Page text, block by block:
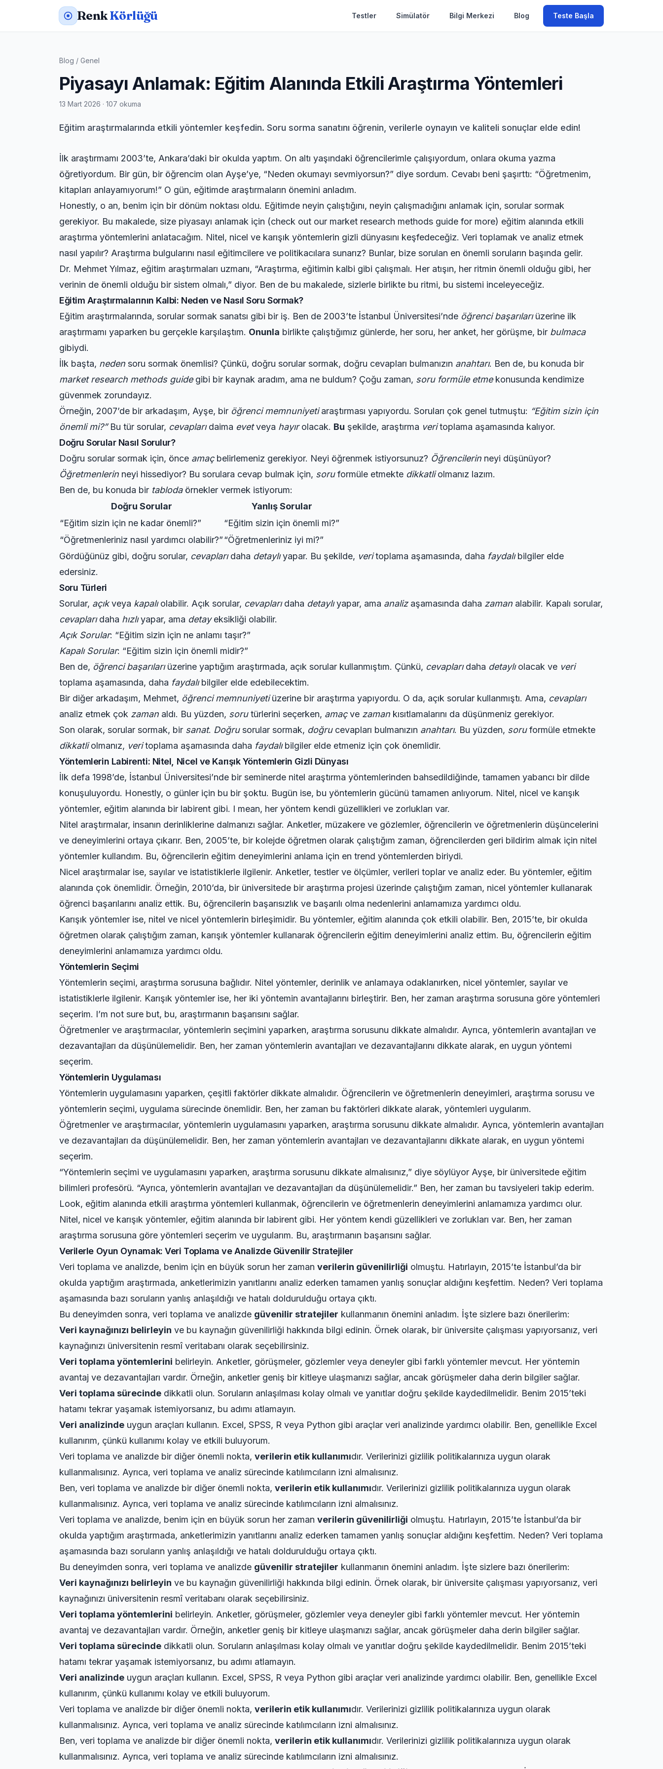
RenkKörlüğü Testler Simülatör Bilgi Merkezi Blog Teste Başla
Blog / Genel
Piyasayı Anlamak: Eğitim Alanında Etkili Araştırma Yöntemleri
13 Mart 2026 · 107 okuma
Eğitim araştırmalarında etkili yöntemler keşfedin. Soru sorma sanatını öğrenin, verilerle oynayın ve kaliteli sonuçlar elde edin!
İlk araştırmamı 2003’te, Ankara’daki bir okulda yaptım. On altı yaşındaki öğrencilerimle çalışıyordum, onlara okuma yazma
öğretiyordum. Bir gün, bir öğrencim olan Ayşe’ye, “Neden okumayı sevmiyorsun?” diye sordum. Cevabı beni şaşırttı: “Öğretmenim,
kitapları anlayamıyorum!” O gün, eğitimde araştırmaların önemini anladım.
Honestly, o an, benim için bir dönüm noktası oldu. Eğitimde neyin çalıştığını, neyin çalışmadığını anlamak için, sorular sormak
gerekiyor. Bu makalede, size piyasayı anlamak için (check out our market research methods guide for more) eğitim alanında etkili
araştırma yöntemlerini anlatacağım. Nitel, nicel ve karışık yöntemlerin gizli dünyasını keşfedeceğiz. Veri toplamak ve analiz etmek
nasıl yapılır? Araştırma bulgularını nasıl eğitimcilere ve politikacılara sunarız? Bunlar, bize sorulan en önemli soruların başında gelir.
Dr. Mehmet Yılmaz, eğitim araştırmaları uzmanı, “Araştırma, eğitimin kalbi gibi çalışmalı. Her atışın, her ritmin önemli olduğu gibi, her
verinin de önemli olduğu bir sistem olmalı,” diyor. Ben de bu makalede, sizlerle birlikte bu ritmi, bu sistemi inceleyeceğiz.
Eğitim Araştırmalarının Kalbi: Neden ve Nasıl Soru Sormak?
Eğitim araştırmalarında, sorular sormak sanatsı gibi bir iş. Ben de 2003’te İstanbul Üniversitesi’nde öğrenci başarılarıüzerine ilk
araştırmamı yaparken bu gerçekle karşılaştım. Onunla birlikte çalıştığımız günlerde, her soru, her anket, her görüşme, bir bulmaca
gibiydi.
İlk başta, neden soru sormak önemlisi? Çünkü, doğru sorular sormak, doğru cevapları bulmanızın anahtarı. Ben de, bu konuda bir
market research methods guidegibi bir kaynak aradım, ama ne buldum? Çoğu zaman, soru formüle etmekonusunda kendimize
güvenmek zorundayız.
Örneğin, 2007’de bir arkadaşım, Ayşe, bir öğrenci memnuniyetiaraştırması yapıyordu. Soruları çok genel tutmuştu: “Eğitim sizin için
önemli mi?”Bu tür sorular, cevaplarıdaima evetveya hayırolacak. Bu şekilde, araştırma veritoplama aşamasında kalıyor.
Doğru Sorular Nasıl Sorulur?
Doğru sorular sormak için, önce amaçbelirlemeniz gerekiyor. Neyi öğrenmek istiyorsunuz? Öğrencilerin neyi düşünüyor?
Öğretmenlerin neyi hissediyor? Bu sorulara cevap bulmak için, soruformüle etmekte dikkatliolmanız lazım.
Ben de, bu konuda bir tablodaörnekler vermek istiyorum:
Doğru Sorular
Yanlış Sorular
“Eğitim sizin için ne kadar önemli?”
“Eğitim sizin için önemli mi?”
“Öğretmenleriniz nasıl yardımcı olabilir?”“Öğretmenleriniz iyi mi?”
Gördüğünüz gibi, doğru sorular, cevaplarıdaha detaylıyapar. Bu şekilde, veritoplama aşamasında, daha faydalıbilgiler elde
edersiniz.
Soru Türleri
Sorular, açıkveya kapalıolabilir. Açık sorular, cevaplarıdaha detaylıyapar, ama analizaşamasında daha zaman alabilir. Kapalı sorular,
cevaplarıdaha hızlıyapar, ama detayeksikliği olabilir.
Açık Sorular: “Eğitim sizin için ne anlamı taşır?”
Kapalı Sorular: “Eğitim sizin için önemli midir?”
Ben de, öğrenci başarılarıüzerine yaptığım araştırmada, açık sorular kullanmıştım. Çünkü, cevaplarıdaha detaylıolacak ve veri
toplama aşamasında, daha faydalıbilgiler elde edebilecektim.
Bir diğer arkadaşım, Mehmet, öğrenci memnuniyetiüzerine bir araştırma yapıyordu. O da, açık sorular kullanmıştı. Ama, cevapları
analiz etmek çok zaman aldı. Bu yüzden, sorutürlerini seçerken, amaçve zaman kısıtlamalarını da düşünmeniz gerekiyor.
Son olarak, sorular sormak, bir sanat. Doğrusorular sormak, doğrucevapları bulmanızın anahtarı. Bu yüzden, soruformüle etmekte
dikkatliolmanız, veritoplama aşamasında daha faydalıbilgiler elde etmeniz için çok önemlidir.
Yöntemlerin Labirenti: Nitel, Nicel ve Karışık Yöntemlerin Gizli Dünyası
İlk defa 1998’de, İstanbul Üniversitesi’nde bir seminerde nitel araştırma yöntemlerinden bahsedildiğinde, tamamen yabancı bir dilde
konuşuluyordu. Honestly, o günler için bu bir şoktu. Bugün ise, bu yöntemlerin gücünü tamamen anlıyorum. Nitel, nicel ve karışık
yöntemler, eğitim alanında bir labirent gibi. I mean, her yöntem kendi güzellikleri ve zorlukları var.
Nitel araştırmalar, insanın derinliklerine dalmanızı sağlar. Anketler, müzakere ve gözlemler, öğrencilerin ve öğretmenlerin düşüncelerini
ve deneyimlerini ortaya çıkarır. Ben, 2005’te, bir kolejde öğretmen olarak çalıştığım zaman, öğrencilerden geri bildirim almak için nitel
yöntemler kullandım. Bu, öğrencilerin eğitim deneyimlerini anlama için en trend yöntemlerden biriydi.
Nicel araştırmalar ise, sayılar ve istatistiklerle ilgilenir. Anketler, testler ve ölçümler, verileri toplar ve analiz eder. Bu yöntemler, eğitim
alanında çok önemlidir. Örneğin, 2010’da, bir üniversitede bir araştırma projesi üzerinde çalıştığım zaman, nicel yöntemler kullanarak
öğrenci başarılarını analiz ettik. Bu, öğrencilerin başarısızlık ve başarılı olma nedenlerini anlamamıza yardımcı oldu.
Karışık yöntemler ise, nitel ve nicel yöntemlerin birleşimidir. Bu yöntemler, eğitim alanında çok etkili olabilir. Ben, 2015’te, bir okulda
öğretmen olarak çalıştığım zaman, karışık yöntemler kullanarak öğrencilerin eğitim deneyimlerini analiz ettim. Bu, öğrencilerin eğitim
deneyimlerini anlamamıza yardımcı oldu.
Yöntemlerin Seçimi
Yöntemlerin seçimi, araştırma sorusuna bağlıdır. Nitel yöntemler, derinlik ve anlamaya odaklanırken, nicel yöntemler, sayılar ve
istatistiklerle ilgilenir. Karışık yöntemler ise, her iki yöntemin avantajlarını birleştirir. Ben, her zaman araştırma sorusuna göre yöntemleri
seçerim. I’m not sure but, bu, araştırmanın başarısını sağlar.
Öğretmenler ve araştırmacılar, yöntemlerin seçimini yaparken, araştırma sorusunu dikkate almalıdır. Ayrıca, yöntemlerin avantajları ve
dezavantajları da düşünülemelidir. Ben, her zaman yöntemlerin avantajları ve dezavantajlarını dikkate alarak, en uygun yöntemi
seçerim.
Yöntemlerin Uygulaması
Yöntemlerin uygulamasını yaparken, çeşitli faktörler dikkate almalıdır. Öğrencilerin ve öğretmenlerin deneyimleri, araştırma sorusu ve
yöntemlerin seçimi, uygulama sürecinde önemlidir. Ben, her zaman bu faktörleri dikkate alarak, yöntemleri uygularım.
Öğretmenler ve araştırmacılar, yöntemlerin uygulamasını yaparken, araştırma sorusunu dikkate almalıdır. Ayrıca, yöntemlerin avantajları
ve dezavantajları da düşünülemelidir. Ben, her zaman yöntemlerin avantajları ve dezavantajlarını dikkate alarak, en uygun yöntemi
seçerim.
“Yöntemlerin seçimi ve uygulamasını yaparken, araştırma sorusunu dikkate almalısınız,” diye söylüyor Ayşe, bir üniversitede eğitim
bilimleri profesörü. “Ayrıca, yöntemlerin avantajları ve dezavantajları da düşünülemelidir.” Ben, her zaman bu tavsiyeleri takip ederim.
Look, eğitim alanında etkili araştırma yöntemleri kullanmak, öğrencilerin ve öğretmenlerin deneyimlerini anlamamıza yardımcı olur.
Nitel, nicel ve karışık yöntemler, eğitim alanında bir labirent gibi. Her yöntem kendi güzellikleri ve zorlukları var. Ben, her zaman
araştırma sorusuna göre yöntemleri seçerim ve uygularım. Bu, araştırmanın başarısını sağlar.
Verilerle Oyun Oynamak: Veri Toplama ve Analizde Güvenilir Stratejiler
Veri toplama ve analizde, benim için en büyük sorun her zaman verilerin güvenilirliği olmuştu. Hatırlayın, 2015’te İstanbul’da bir
okulda yaptığım araştırmada, anketlerimizin yanıtlarını analiz ederken tamamen yanlış sonuçlar aldığını keşfettim. Neden? Veri toplama
aşamasında bazı soruların yanlış anlaşıldığı ve hatalı doldurulduğu ortaya çıktı.
Bu deneyimden sonra, veri toplama ve analizde güvenilir stratejiler kullanmanın önemini anladım. İşte sizlere bazı önerilerim:
Veri kaynağınızı belirleyin ve bu kaynağın güvenilirliği hakkında bilgi edinin. Örnek olarak, bir üniversite çalışması yapıyorsanız, veri
kaynağınızı üniversitenin resmî veritabanı olarak seçebilirsiniz.
Veri toplama yöntemlerini belirleyin. Anketler, görüşmeler, gözlemler veya deneyler gibi farklı yöntemler mevcut. Her yöntemin
avantaj ve dezavantajları vardır. Örneğin, anketler geniş bir kitleye ulaşmanızı sağlar, ancak görüşmeler daha derin bilgiler sağlar.
Veri toplama sürecinde dikkatli olun. Soruların anlaşılması kolay olmalı ve yanıtlar doğru şekilde kaydedilmelidir. Benim 2015’teki
hatamı tekrar yaşamak istemiyorsanız, bu adımı atlamayın.
Veri analizinde uygun araçları kullanın. Excel, SPSS, R veya Python gibi araçlar veri analizinde yardımcı olabilir. Ben, genellikle Excel
kullanırım, çünkü kullanımı kolay ve etkili buluyorum.
Veri toplama ve analizde bir diğer önemli nokta, verilerin etik kullanımıdır. Verilerinizi gizlilik politikalarınıza uygun olarak
kullanmalısınız. Ayrıca, veri toplama ve analiz sürecinde katılımcıların izni almalısınız.
Ben, veri toplama ve analizde bir diğer önemli nokta, verilerin etik kullanımıdır. Verilerinizi gizlilik politikalarınıza uygun olarak
kullanmalısınız. Ayrıca, veri toplama ve analiz sürecinde katılımcıların izni almalısınız.
Veri toplama ve analizde, benim için en büyük sorun her zaman verilerin güvenilirliği olmuştu. Hatırlayın, 2015’te İstanbul’da bir
okulda yaptığım araştırmada, anketlerimizin yanıtlarını analiz ederken tamamen yanlış sonuçlar aldığını keşfettim. Neden? Veri toplama
aşamasında bazı soruların yanlış anlaşıldığı ve hatalı doldurulduğu ortaya çıktı.
Bu deneyimden sonra, veri toplama ve analizde güvenilir stratejiler kullanmanın önemini anladım. İşte sizlere bazı önerilerim:
Veri kaynağınızı belirleyin ve bu kaynağın güvenilirliği hakkında bilgi edinin. Örnek olarak, bir üniversite çalışması yapıyorsanız, veri
kaynağınızı üniversitenin resmî veritabanı olarak seçebilirsiniz.
Veri toplama yöntemlerini belirleyin. Anketler, görüşmeler, gözlemler veya deneyler gibi farklı yöntemler mevcut. Her yöntemin
avantaj ve dezavantajları vardır. Örneğin, anketler geniş bir kitleye ulaşmanızı sağlar, ancak görüşmeler daha derin bilgiler sağlar.
Veri toplama sürecinde dikkatli olun. Soruların anlaşılması kolay olmalı ve yanıtlar doğru şekilde kaydedilmelidir. Benim 2015’teki
hatamı tekrar yaşamak istemiyorsanız, bu adımı atlamayın.
Veri analizinde uygun araçları kullanın. Excel, SPSS, R veya Python gibi araçlar veri analizinde yardımcı olabilir. Ben, genellikle Excel
kullanırım, çünkü kullanımı kolay ve etkili buluyorum.
Veri toplama ve analizde bir diğer önemli nokta, verilerin etik kullanımıdır. Verilerinizi gizlilik politikalarınıza uygun olarak
kullanmalısınız. Ayrıca, veri toplama ve analiz sürecinde katılımcıların izni almalısınız.
Ben, veri toplama ve analizde bir diğer önemli nokta, verilerin etik kullanımıdır. Verilerinizi gizlilik politikalarınıza uygun olarak
kullanmalısınız. Ayrıca, veri toplama ve analiz sürecinde katılımcıların izni almalısınız.